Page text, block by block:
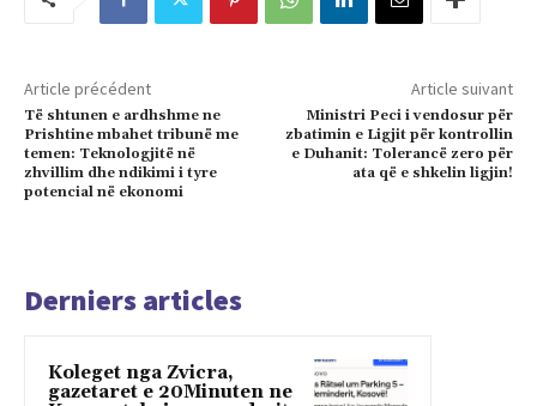
Article précédent
Të shtunen e ardhshme ne
Prishtine mbahet tribunë me
temen: Teknologjitë në
zhvillim dhe ndikimi i tyre
potencial në ekonomi
Article suivant
Ministri Peci i vendosur për
zbatimin e Ligjit për kontrollin
e Duhanit: Tolerancë zero për
ata që e shkelin ligjin!
Derniers articles
Koleget nga Zvicra,
gazetaret e 20Minuten ne